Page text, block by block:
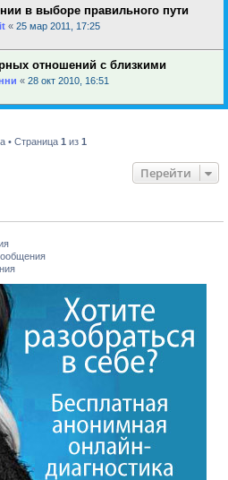
в выборе правильного пути
« 25 мар 2011, 17:25
отношений с близкими
« 28 окт 2010, 16:51
• Страница 1 из 1
Перейти